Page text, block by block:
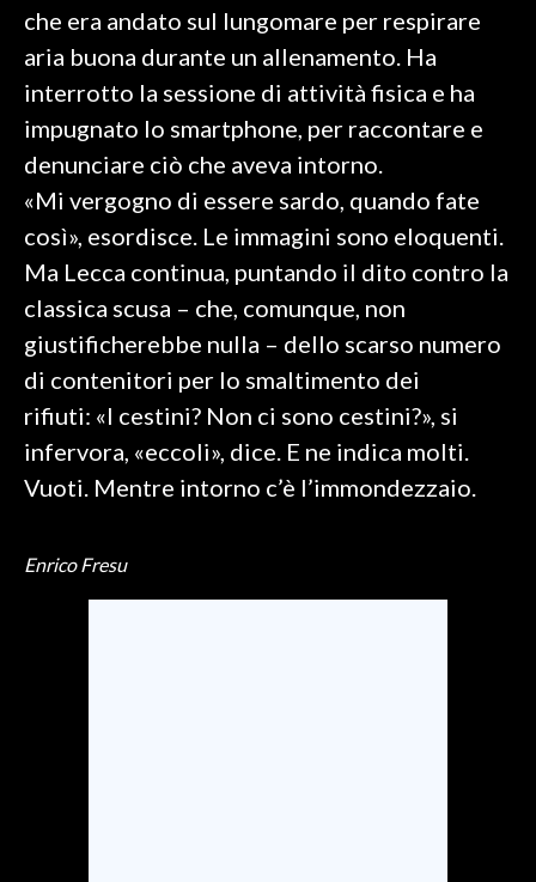
SPETTACOLI
SALUTE
SARDEGNA TURISMO
SARDI NEL MONDO
#CARAUNIONE
3 MINUTI CON
INSULARITÀ
INFO AZIENDE
che era andato sul lungomare per respirare
aria buona durante un allenamento. Ha
interrotto la sessione di attività fisica e ha
impugnato lo smartphone, per raccontare e
denunciare ciò che aveva intorno.
«Mi vergogno di essere sardo, quando fate
così», esordisce. Le immagini sono eloquenti.
Ma Lecca continua, puntando il dito contro la
classica scusa – che, comunque, non
giustificherebbe nulla – dello scarso numero
di contenitori per lo smaltimento dei
rifiuti: «I cestini? Non ci sono cestini?», si
infervora, «eccoli», dice. E ne indica molti.
Vuoti. Mentre intorno c’è l’immondezzaio.
Enrico Fresu